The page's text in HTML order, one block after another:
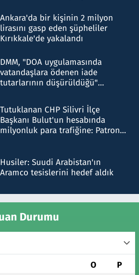
Ankara'da bir kişinin 2 milyon
lirasını gasp eden şüpheliler
Kırıkkale'de yakalandı
DMM, "DOA uygulamasında
vatandaşlara ödenen iade
tutarlarının düşürüldüğü"
Tutuklanan CHP Silivri İlçe
Başkanı Bulut'un hesabında
milyonluk para trafiğine: Patron
Husiler: Suudi Arabistan'ın
Aramco tesislerini hedef aldık
Durumu
O P